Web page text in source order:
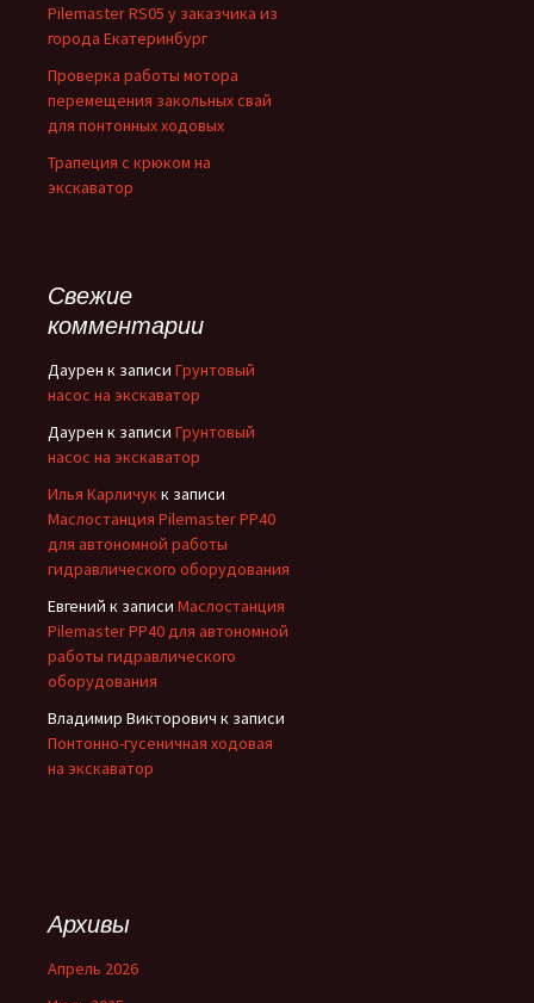
Pilemaster RS05 у заказчика из
города Екатеринбург
Проверка работы мотора
перемещения закольных свай
для понтонных ходовых
Трапеция с крюком на
экскаватор
Свежие
комментарии
Даурен к записи Грунтовый
насос на экскаватор
Даурен к записи Грунтовый
насос на экскаватор
Илья Карличукк записи
Маслостанция Pilemaster PP40
для автономной работы
гидравлического оборудования
Евгений к записи Маслостанция
Pilemaster PP40 для автономной
работы гидравлического
оборудования
Владимир Викторович к записи
Понтонно-гусеничная ходовая
на экскаватор
Архивы
Апрель 2026